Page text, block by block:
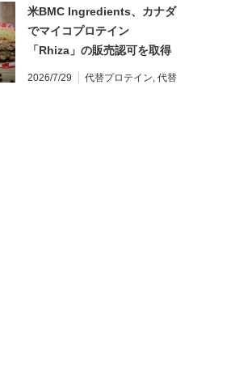
米BMC Ingredients、カナダ
でマイコプロテイン
「Rhiza」の販売認可を取得
2026/7/29 代替プロテイン, 代替